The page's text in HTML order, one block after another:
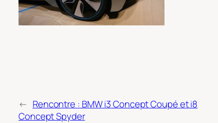
← Rencontre : BMW i3 Concept Coupé et i8
Concept Spyder